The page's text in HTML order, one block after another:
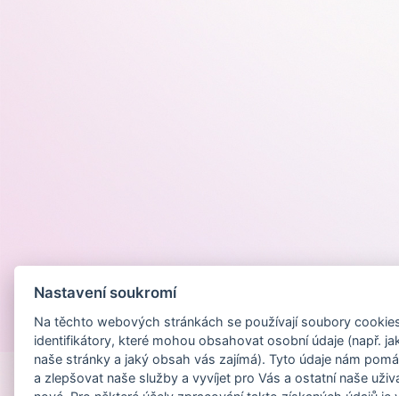
Provozováno
Nastavení soukromí
Na těchto webových stránkách se používají soubory
identifikátory, které mohou obsahovat osobní údaje (např.
naše stránky a jaký obsah vás zajímá). Tyto údaje nám
a zlepšovat naše služby a vyvíjet pro Vás a ostatní naše